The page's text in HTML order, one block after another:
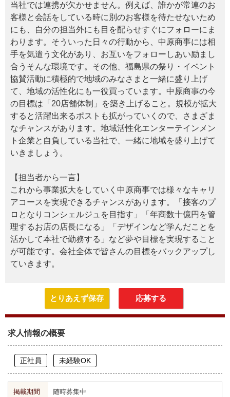
当社では連携が欠かせません。例えば、誰かが常連のお
客様と会話をしている時に別のお客様を待たせないため
にも、自分の担当外にも目を配らせすぐにフォローにま
わります。そういった日々の行動から、中原商事には相
手を気遣う文化があり、お互いをフォローしあい励まし
合うそんな環境です。その他、福島県の祭り・イベント
協賛活動に積極的で地域のみなさまと一緒に盛り上げ
て、地域の活性化にも一役買っています。中原商事の今
の目標は「20店舗体制」を築き上げること。規模が拡大
すると活躍出来るポストも拡がっていくので、さまざま
なチャンスがあります。地域活性化エンターテインメン
ト企業と自負している当社で、一緒に地域を盛り上げて
いきましょう。
【担当者から一言】
これから事業拡大をしていく中原商事では様々なキャリ
アコースを実現できるチャンスがあります。「接客のプ
ロとなりコンシェルジュを目指す」「年商数十億円を管
理するお店の店長になる」「デザインなど学んだことを
活かして本社で勤務する」など夢や目標を実現すること
が可能です。会社全体で皆さんの目標をバックアップし
ていきます。
とりあえず保存 応募する
求人情報の概要
正社員 未経験OK
掲載期間 随時募集中